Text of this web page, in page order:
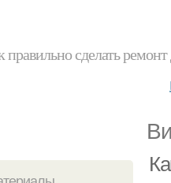
правильно сделать